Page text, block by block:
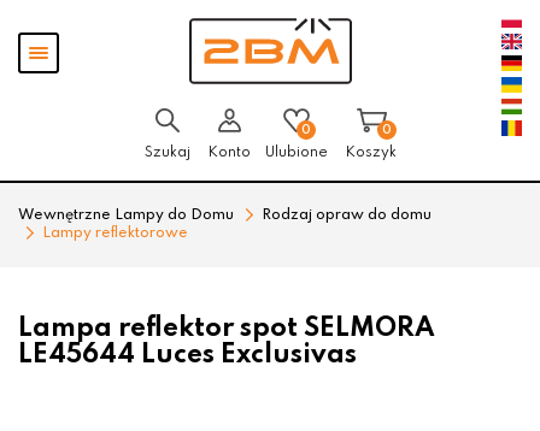
Pokaż
menu
Szukaj Konto
0
Ulubione
0
Koszyk
Wewnętrzne Lampy do Domu
Rodzaj opraw do domu
Lampy reflektorowe
Lampa reflektor spot SELMORA
LE45644 Luces Exclusivas